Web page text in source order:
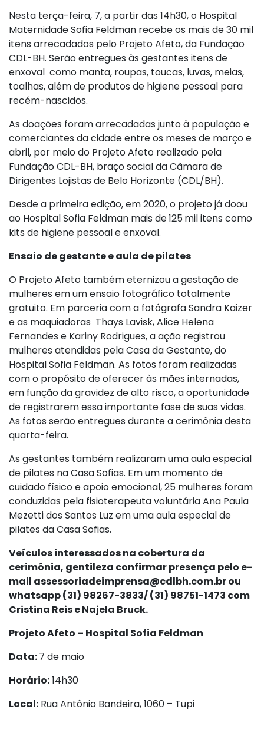
Nesta terça-feira, 7, a partir das 14h30, o Hospital
Maternidade Sofia Feldman recebe os mais de 30 mil
itens arrecadados pelo Projeto Afeto, da Fundação
CDL-BH. Serão entregues às gestantes itens de
enxoval como manta, roupas, toucas, luvas, meias,
toalhas, além de produtos de higiene pessoal para
recém-nascidos.
As doações foram arrecadadas junto à população e
comerciantes da cidade entre os meses de março e
abril, por meio do Projeto Afeto realizado pela
Fundação CDL-BH, braço social da Câmara de
Dirigentes Lojistas de Belo Horizonte (CDL/BH).
Desde a primeira edição, em 2020, o projeto já doou
ao Hospital Sofia Feldman mais de125mil itens como
kits de higiene pessoal e enxoval.
Ensaio de gestante e aula de pilates
O Projeto Afeto também eternizou a gestação de
mulheres em um ensaio fotográfico totalmente
gratuito. Em parceria com a fotógrafa Sandra Kaizer
e as maquiadoras Thays Lavisk, Alice Helena
Fernandes e Kariny Rodrigues, a ação registrou
mulheres atendidas pela Casa da Gestante, do
Hospital Sofia Feldman. As fotos foram realizadas
com o propósito de oferecer às mães internadas,
em função da gravidez de alto risco, a oportunidade
de registrarem essa importante fase de suas vidas.
As fotos serão entregues durante a cerimônia desta
quarta-feira.
As gestantes também realizaram uma aula especial
de pilates na Casa Sofias. Em um momento de
cuidado físico e apoio emocional, 25 mulheres foram
conduzidas pela fisioterapeuta voluntária Ana Paula
Mezetti dos Santos Luz em uma aula especial de
pilates da Casa Sofias.
Veículos interessados na cobertura da
cerimônia, gentileza confirmar presença pelo e-
mail assessoriadeimprensa@cdlbh.com.br ou
whatsapp (31) 98267-3833/ (31) 98751-1473 com
Cristina Reis e Najela Bruck.
Projeto Afeto – Hospital Sofia Feldman
Data:7 de maio
Horário:14h30
Local: Rua Antônio Bandeira, 1060 – Tupi